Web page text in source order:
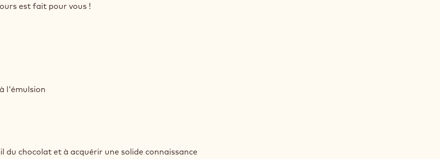
est fait pour vous !
l'émulsion
chocolat et à acquérir une solide connaissance